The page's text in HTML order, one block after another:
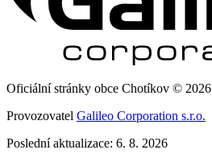
Oficiální stránky obce Chotíkov © 2026
Provozovatel Galileo Corporation s.r.o.
Poslední aktualizace: 6. 8. 2026